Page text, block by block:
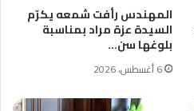
المهندس رأفت شمعه يكرّم
السيدة عزة مراد بمناسبة
بلوغها سن…
6 أغسطس، 2026